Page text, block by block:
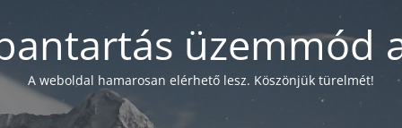
üzemmód
A weboldal hamarosan elérhető lesz. Köszönjük türelmét!